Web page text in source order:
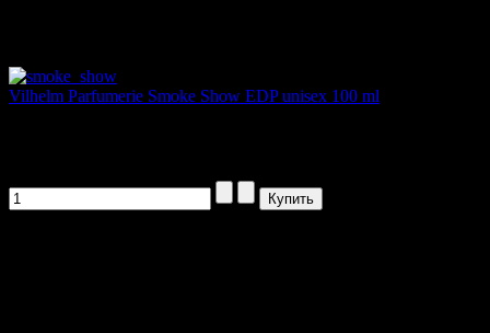
Vilhelm Parfumerie Smoke Show EDP unisex 100 ml